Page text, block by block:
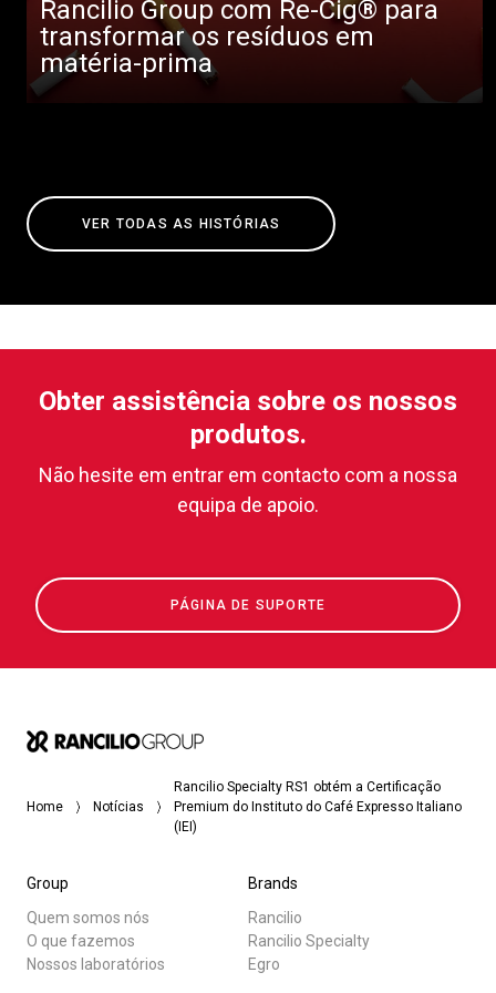
Rancilio Group com Re-Cig® para
transformar os resíduos em
matéria-prima
VER TODAS AS HISTÓRIAS
Obter assistência sobre os nossos
produtos.
Não hesite em entrar em contacto com a nossa
equipa de apoio.
PÁGINA DE SUPORTE
Home Notícias
Rancilio Specialty RS1 obtém a Certificação
Premium do Instituto do Café Expresso Italiano
(IEI)
Group
Quem somos nós
O que fazemos
Nossos laboratórios
Brands
Rancilio
Rancilio Specialty
Egro